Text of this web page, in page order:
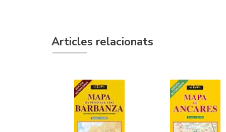
Articles relacionats